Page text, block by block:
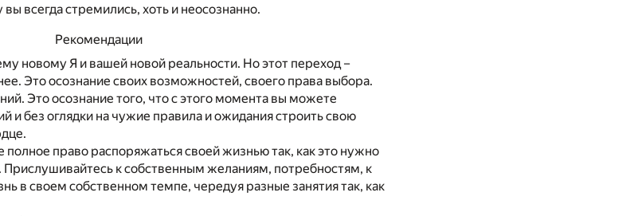
всегда стремились, хоть и неосознанно.
Рекомендации
новому Я и вашей новой реальности. Но этот переход –
Это осознание своих возможностей, своего права выбора.
Это осознание того, что с этого момента вы можете
и без оглядки на чужие правила и ожидания строить свою
право распоряжаться своей жизнью так, как это нужно
Прислушивайтесь к собственным желаниям, потребностям, к
в своем собственном темпе, чередуя разные занятия так, как